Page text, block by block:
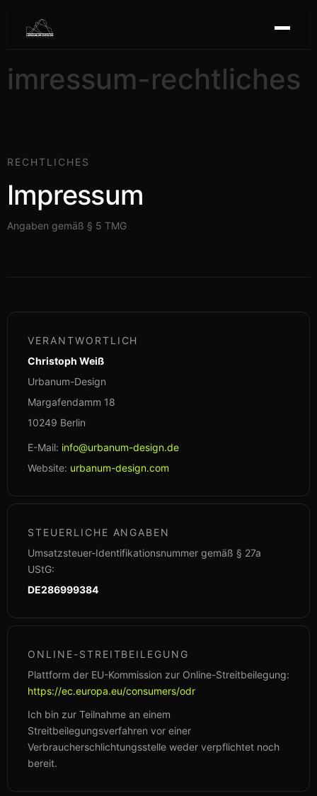
imressum-rechtliches
RECHTLICHES
Impressum
Angaben gemäß § 5 TMG
VERANTWORTLICH
Christoph Weiß
Urbanum-Design
Margafendamm 18
10249 Berlin
E-Mail: info@urbanum-design.de
Website: urbanum-design.com
STEUERLICHE ANGABEN
Umsatzsteuer-Identifikationsnummer gemäß § 27a
UStG:
DE286999384
ONLINE-STREITBEILEGUNG
Plattform der EU-Kommission zur Online-Streitbeilegung:
https://ec.europa.eu/consumers/odr
Ich bin zur Teilnahme an einem
Streitbeilegungsverfahren vor einer
Verbraucherschlichtungsstelle weder verpflichtet noch
bereit.